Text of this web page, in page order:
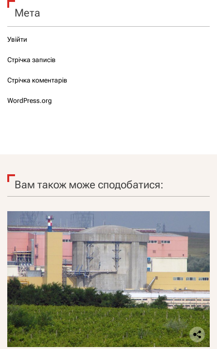
Мета
Увійти
Стрічка записів
Стрічка коментарів
WordPress.org
Вам також може сподобатися: